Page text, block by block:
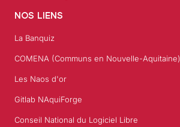
NOS LIENS
La Banquiz
COMENA (Communs en Nouvelle-Aquitaine)
Les Naos d'or
Gitlab NAquiForge
Conseil National du Logiciel Libre